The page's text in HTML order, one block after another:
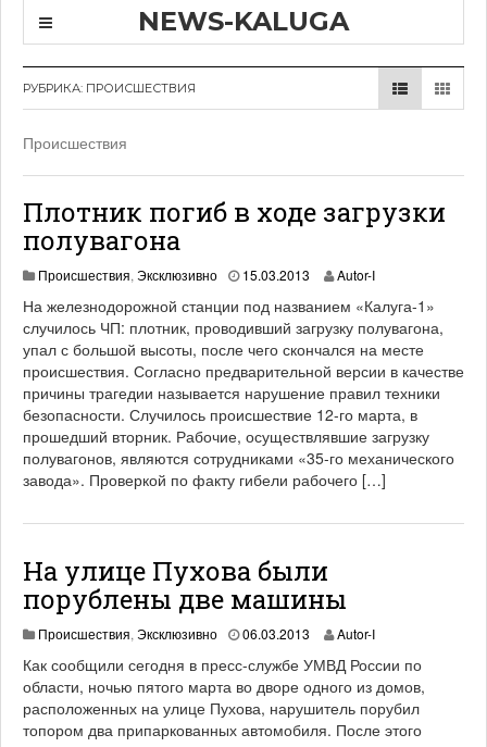
NEWS-KALUGA
РУБРИКА: ПРОИСШЕСТВИЯ
Происшествия
Плотник погиб в ходе загрузки
полувагона
Происшествия, Эксклюзивно 15.03.2013
.
0
5
.
0
1
3
Autor-I
На железнодорожной станции под названием «Калуга-1»
случилось ЧП: плотник, проводивший загрузку полувагона,
упал с большой высоты, после чего скончался на месте
происшествия. Согласно предварительной версии в качестве
причины трагедии называется нарушение правил техники
безопасности. Случилось происшествие 12-го марта, в
прошедший вторник. Рабочие, осуществлявшие загрузку
полувагонов, являются сотрудниками «35-го механического
завода». Проверкой по факту гибели рабочего […]
На улице Пухова были
порублены две машины
Происшествия, Эксклюзивно 06.03.2013
.
0
5
Autor-I
Как сообщили сегодня в пресс-службе УМВД России по
области, ночью пятого марта во дворе одного из домов,
расположенных на улице Пухова, нарушитель порубил
топором два припаркованных автомобиля. После этого